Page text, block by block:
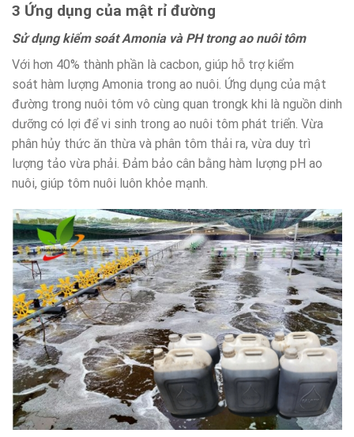
3 Ứng dụng của mật rỉ đường
Sử dụng kiểm soát Amonia và PH trong ao nuôi tôm
Với hơn 40% thành phần là cacbon, giúp hỗ trợ kiểm
soát hàm lượng Amonia trong ao nuôi. Ứng dụng của mật
đường trong nuôi tôm vô cùng quan trongk khi là nguồn dinh
dưỡng có lợi để vi sinh trong ao nuôi tôm phát triển. Vừa
phân hủy thức ăn thừa và phân tôm thải ra, vừa duy trì
lượng tảo vừa phải. Đảm bảo cân bằng hàm lượng pH ao
nuôi, giúp tôm nuôi luôn khỏe mạnh.